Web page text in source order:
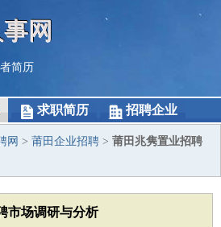
网
简历
求职简历 招聘企业
网 > 莆田企业招聘 > 莆田兆隽置业招聘
市场调研与分析